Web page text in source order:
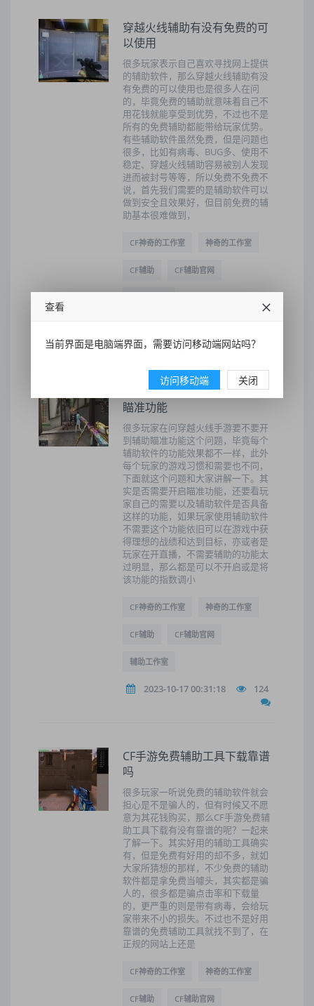
穿越火线辅助有没有免费的可
以使用
很多玩家表示自己喜欢寻找网上提供
的辅助软件，那么穿越火线辅助有没
有免费的可以使用也是很多人在问
的，毕竟免费的辅助就意味着自己不
用花钱就能享受到优势，不过也不是
所有的免费辅助都能带给玩家优势。
有些辅助软件虽然免费，但是问题也
很多，比如有病毒、BUG多、使用不
稳定、穿越火线辅助容易被别人发现
进而被封号等等，所以免费不免费不
说，首先我们需要的是辅助软件可以
做到安全且效果好，但目前免费的辅
助基本很难做到，
CF神奇的工作室 神奇的工作室
CF辅助 CF辅助官网
穿越火线手游要不要开到辅助
瞄准功能
很多玩家在问穿越火线手游要不要开
到辅助瞄准功能这个问题，毕竟每个
辅助软件的功能效果都不一样，此外
每个玩家的游戏习惯和需要也不同，
下面就这个问题和大家讲解一下。其
实是否需要开启瞄准功能，还要看玩
家自己的需要以及辅助软件是否具备
这样的功能，如果玩家使用辅助软件
不需要这个功能依旧可以在游戏中获
得理想的战绩和达到目标，亦或者是
玩家在开直播，不需要辅助的功能太
过明显，那么都是可以不开启或是将
该功能的指数调小
CF神奇的工作室 神奇的工作室
CF辅助 CF辅助官网
辅助工作室
2023-10-17 00:31:18 124
CF手游免费辅助工具下载靠谱
吗
很多玩家一听说免费的辅助软件就会
担心是不是骗人的，但有时候又不愿
意为其花钱购买，那么CF手游免费辅
助工具下载有没有靠谱的呢？一起来
了解一下。其实好用的辅助工具确实
有，但是免费有好用的却不多，就如
大家所猜想的那样，不少免费的辅助
软件都是拿免费当噱头，其实都是骗
人的，很多都是骗点击率和下载量
的，更严重的则是带有病毒，会给玩
家带来不小的损失。不过也不是好用
靠谱的免费辅助工具就找不到了，在
正规的网站上还是
CF神奇的工作室 神奇的工作室
CF辅助 CF辅助官网
查看
当前界面是电脑端界面，需要访问移动端网站吗？
访问移动端 关闭